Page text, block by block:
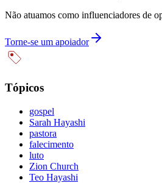
Não atuamos como influenciadores de
Torne-se um apoiador
Tópicos
gospel
Sarah Hayashi
pastora
falecimento
luto
Zion Church
Teo Hayashi